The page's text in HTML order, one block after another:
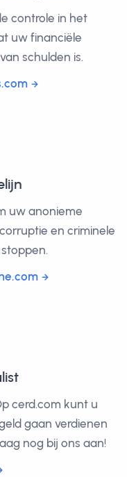
controle in het
uw financiële
schulden is.
uw anonieme
en criminele
cerd.com kunt u
gaan verdienen
nog bij ons aan!